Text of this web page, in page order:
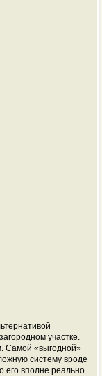
участке.
Самой «выгодной»
систему вроде
его вполне реально